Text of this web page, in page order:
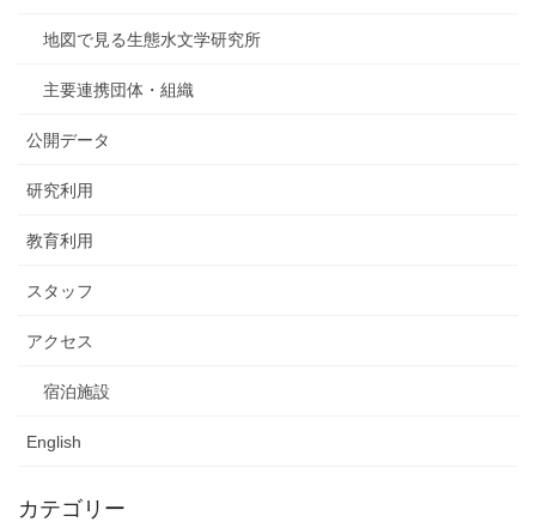
地図で見る生態水文学研究所
主要連携団体・組織
公開データ
研究利用
教育利用
スタッフ
アクセス
宿泊施設
English
カテゴリー